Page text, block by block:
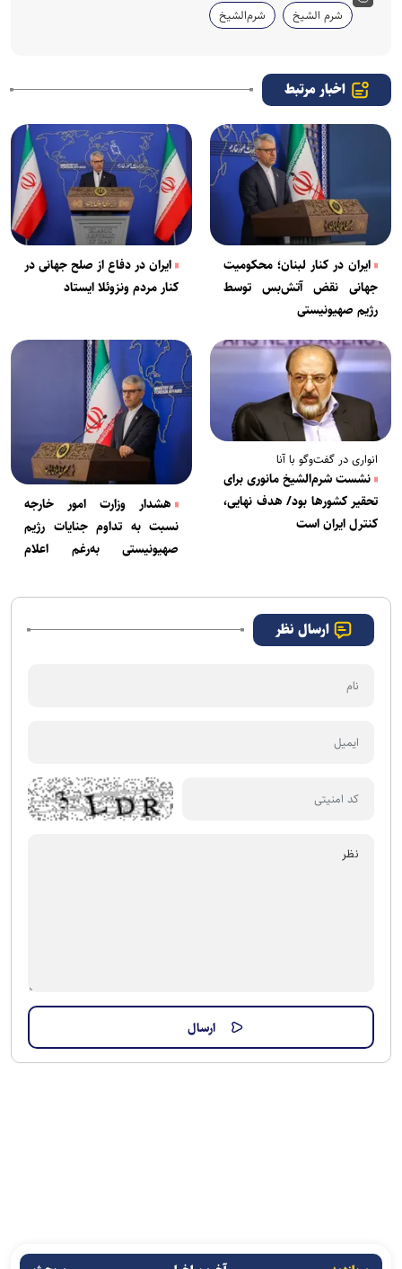
شرم الشیخ شرم‌الشیخ
اخبار مرتبط
ایران در کنار لبنان؛ محکومیت
جهانی نقض آتش‌بس توسط
رژیم صهیونیستی
ایران در دفاع از صلح جهانی در
کنار مردم ونزوئلا ایستاد
انواری در گفت‌وگو با آنا
نشست شرم‌الشیخ مانوری برای
تحقیر کشور‌ها بود/ هدف نهایی،
کنترل ایران است
هشدار وزارت امور خارجه
نسبت به تداوم جنایات رژیم
صهیونیستی به‌رغم اعلام
ارسال نظر